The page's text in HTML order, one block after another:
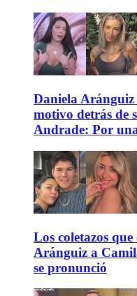
Daniela Aránguiz
motivo detrás de
Andrade: Por
Los coletazos
Aránguiz a
se pronunció